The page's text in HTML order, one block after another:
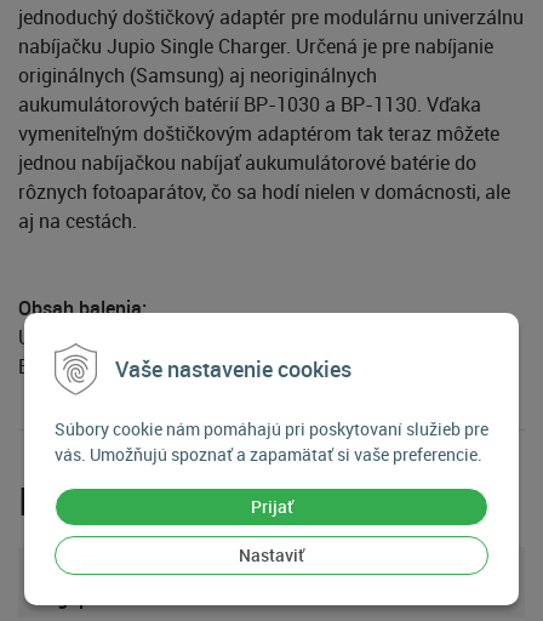
Vaše nastavenie cookies
Súbory cookie nám pomáhajú pri poskytovaní služieb pre
vás. Umožňujú spoznať a zapamätať si vaše preferencie.
Prijať
Nastaviť
jednoduchý doštičkový adaptér pre modulárnu univerzálnu
nabíjačku Jupio Single Charger. Určená je pre nabíjanie
originálnych (Samsung) aj neoriginálnych
aukumulátorových batérií BP-1030 a BP-1130. Vďaka
vymeniteľným doštičkovým adaptérom tak teraz môžete
jednou nabíjačkou nabíjať aukumulátorové batérie do
rôznych fotoaparátov, čo sa hodí nielen v domácnosti, ale
aj na cestách.
Obsah balenia:
Univerzálna nabíjačka: Jupio Charger Plate pre Samsung
BP-1030/1130
Parametre
Počet
megapixelov
0